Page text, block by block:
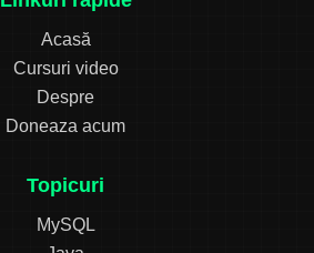
Acasă
Cursuri video
Despre
Doneaza acum
Topicuri
MySQL